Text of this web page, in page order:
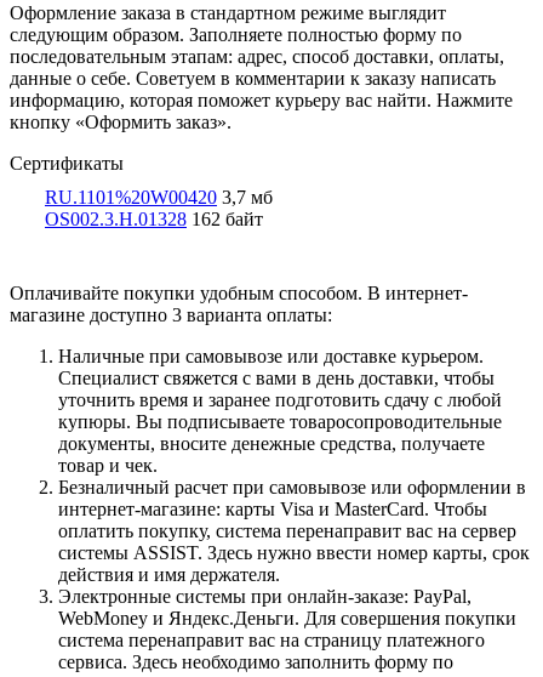
Оформление заказа в стандартном режиме выглядит
следующим образом. Заполняете полностью форму по
последовательным этапам: адрес, способ доставки, оплаты,
данные о себе. Советуем в комментарии к заказу написать
информацию, которая поможет курьеру вас найти. Нажмите
кнопку «Оформить заказ».
Сертификаты
RU.1101%20W00420 3,7 мб
OS002.3.Н.01328 162 байт
Оплачивайте покупки удобным способом. В интернет-
магазине доступно 3 варианта оплаты:
Наличные при самовывозе или доставке курьером.
Специалист свяжется с вами в день доставки, чтобы
уточнить время и заранее подготовить сдачу с любой
купюры. Вы подписываете товаросопроводительные
документы, вносите денежные средства, получаете
товар и чек.
Безналичный расчет при самовывозе или оформлении в
интернет-магазине: карты Visa и MasterCard. Чтобы
оплатить покупку, система перенаправит вас на сервер
системы ASSIST. Здесь нужно ввести номер карты, срок
действия и имя держателя.
Электронные системы при онлайн-заказе: PayPal,
WebMoney и Яндекс.Деньги. Для совершения покупки
система перенаправит вас на страницу платежного
сервиса. Здесь необходимо заполнить форму по